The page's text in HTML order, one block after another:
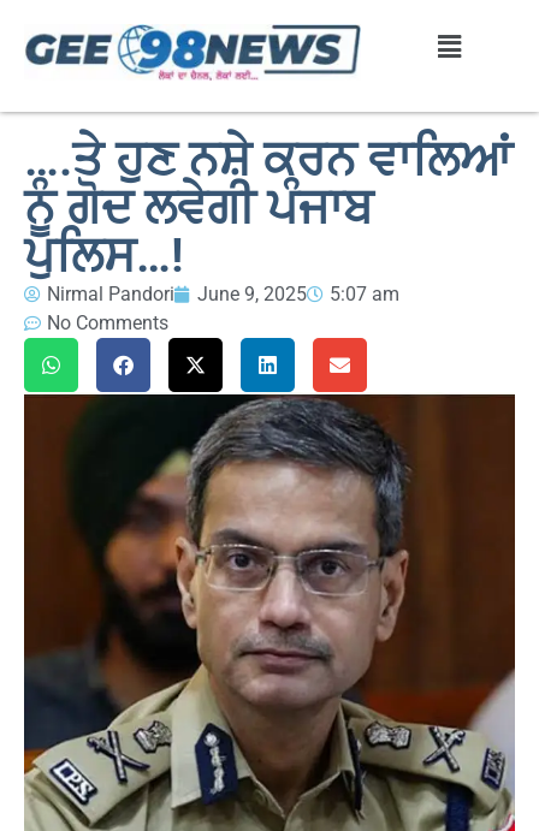
….ਤੇ ਹੁਣ ਨਸ਼ੇ ਕਰਨ ਵਾਲਿਆਂ
ਨੂੰ ਗੋਦ ਲਵੇਗੀ ਪੰਜਾਬ
ਪੁਲਿਸ…!
Nirmal Pandori June 9, 2025
5:07 am
No Comments